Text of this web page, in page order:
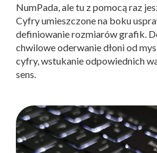
NumPada, ale tu z pomocą raz
Cyfry umieszczone na boku
definiowanie rozmiarów grafik.
chwilowe oderwanie dłoni od
cyfry, wstukanie odpowiednich
sens.